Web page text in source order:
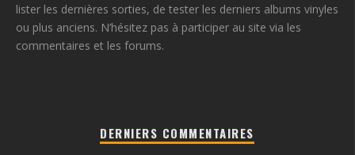
lister les dernières sorties, de tester les derniers albums vinyles
ou plus anciens. N’hésitez pas à participer au site via les
commentaires et les forums.
DERNIERS COMMENTAIRES